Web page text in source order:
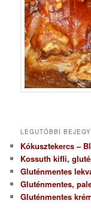
LEGUTÓBBI
Kókusztekercs –
Kossuth kifli,
Gluténmentes
Gluténmentes,
Gluténmentes